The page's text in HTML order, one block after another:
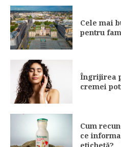
Cele mai
pentru
Îngrijirea
cremei
Cum
ce